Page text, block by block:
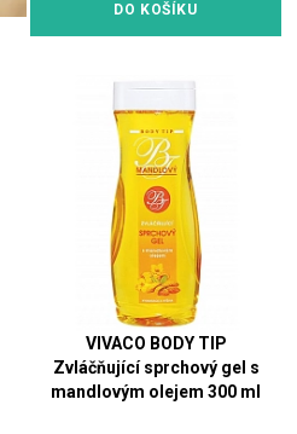
DO KOŠÍKU
VIVACO BODY TIP
Zvláčňující sprchový gel s
mandlovým olejem 300 ml